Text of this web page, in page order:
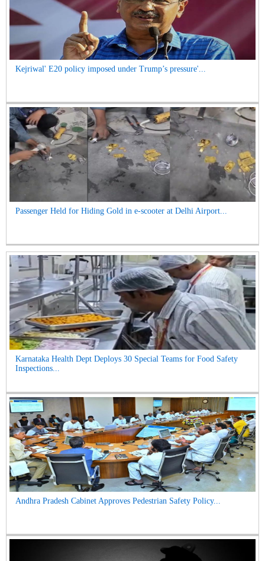
Kejriwal' E20 policy imposed under Trump’s pressure'...
Passenger Held for Hiding Gold in e-scooter at Delhi Airport...
Karnataka Health Dept Deploys 30 Special Teams for Food Safety
Inspections...
Andhra Pradesh Cabinet Approves Pedestrian Safety Policy...